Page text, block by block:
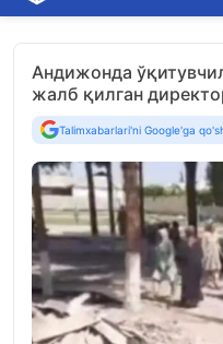
content
Андижонда
жалб қилган
Talimxabarlari'ni Google'ga